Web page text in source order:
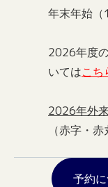
年末年始（
2026年度
いてはこち
2026年外
（赤字・
予約